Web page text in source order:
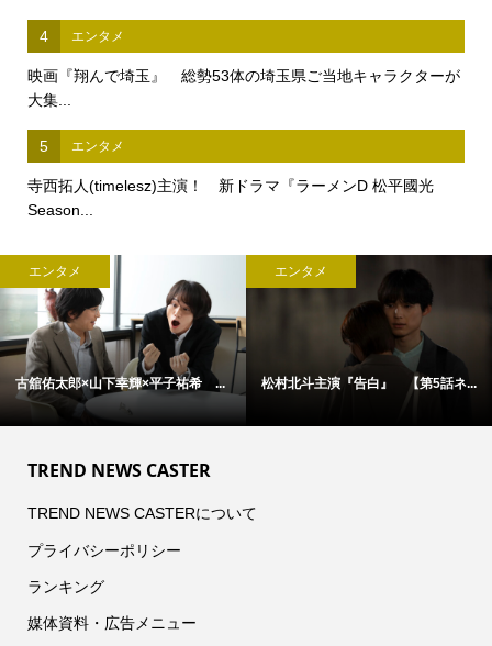
4 エンタメ
映画『翔んで埼玉』 総勢53体の埼玉県ご当地キャラクターが
大集...
5 エンタメ
寺西拓人(timelesz)主演！ 新ドラマ『ラーメンD 松平國光
Season...
エンタメ
古舘佑太郎×山下幸輝×平子祐希 ...
エンタメ
松村北斗主演『告白』 【第5話ネ...
TREND NEWS CASTER
TREND NEWS CASTERについて
プライバシーポリシー
ランキング
媒体資料・広告メニュー